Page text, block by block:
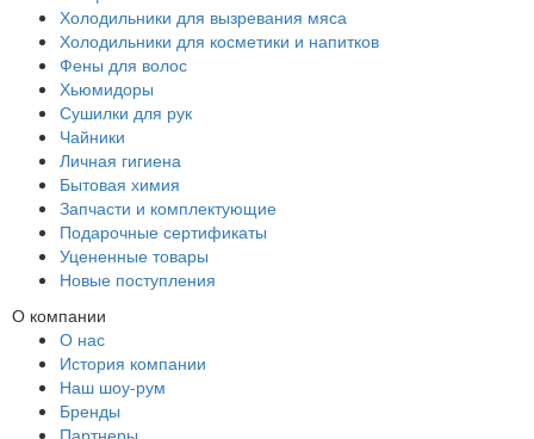
Холодильники для вызревания мяса
Холодильники для косметики и напитков
Фены для волос
Хьюмидоры
Сушилки для рук
Чайники
Личная гигиена
Бытовая химия
Запчасти и комплектующие
Подарочные сертификаты
Уцененные товары
Новые поступления
О компании
О нас
История компании
Наш шоу-рум
Бренды
Партнеры